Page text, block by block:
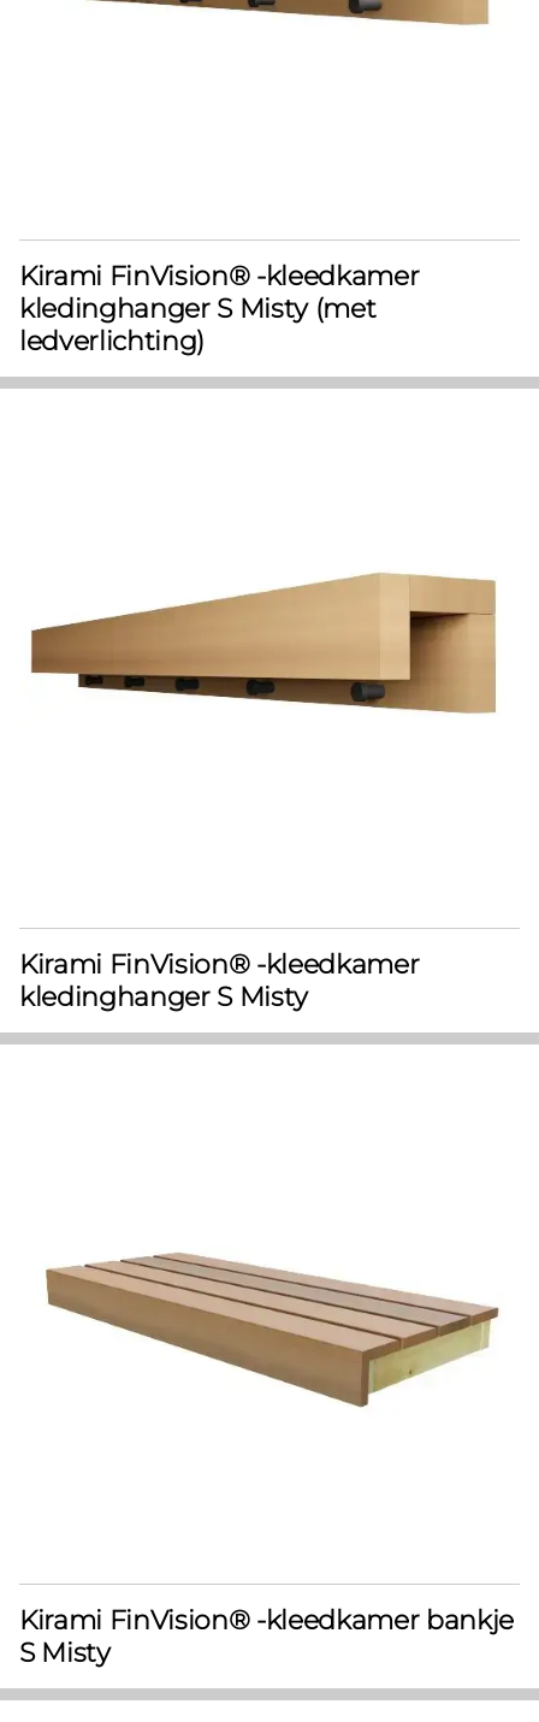
Kirami FinVision® -kleedkamer
kledinghanger S Misty (met
ledverlichting)
Kirami FinVision® -kleedkamer
kledinghanger S Misty
Kirami FinVision® -kleedkamer bankje
S Misty